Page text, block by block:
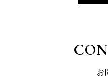
CON
お